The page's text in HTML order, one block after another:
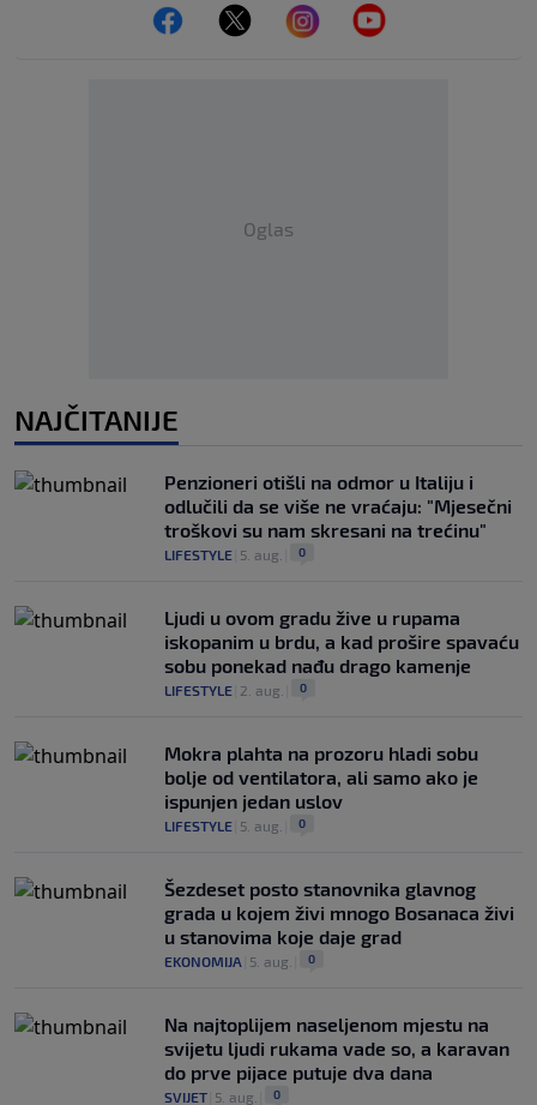
Oglas
NAJČITANIJE
Penzioneri otišli na odmor u Italiju i
odlučili da se više ne vraćaju: "Mjesečni
troškovi su nam skresani na trećinu"
LIFESTYLE 5. aug. 0
Ljudi u ovom gradu žive u rupama
iskopanim u brdu, a kad prošire spavaću
sobu ponekad nađu drago kamenje
LIFESTYLE 2. aug. 0
Mokra plahta na prozoru hladi sobu
bolje od ventilatora, ali samo ako je
ispunjen jedan uslov
LIFESTYLE 5. aug. 0
Šezdeset posto stanovnika glavnog
grada u kojem živi mnogo Bosanaca živi
u stanovima koje daje grad
EKONOMIJA 5. aug. 0
Na najtoplijem naseljenom mjestu na
svijetu ljudi rukama vade so, a karavan
do prve pijace putuje dva dana
SVIJET 5. aug. 0